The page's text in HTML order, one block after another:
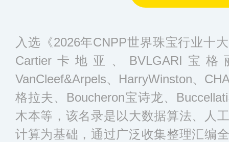
入选《2026年CNPP世界珠宝行业十
Cartier卡地亚、BVLGARI宝
VanCleef&Arpels、HarryWinston、
格拉夫、Boucheron宝诗龙、
木本等，该名录是以大数据算法、人
计算为基础，通过广泛收集整理汇编